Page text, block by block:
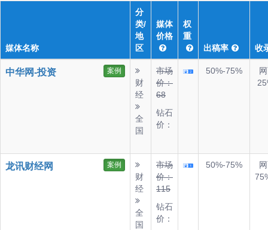
媒体名称
分
类/
地
区
媒体
价格
权
重
出稿率
收
中华网-投资 案例
财
经
全
国
市场
价：
68
钻石
价：
50%-75%
龙讯财经网 案例
财
经
全
国
市场
价：
115
钻石
价：
50%-75%